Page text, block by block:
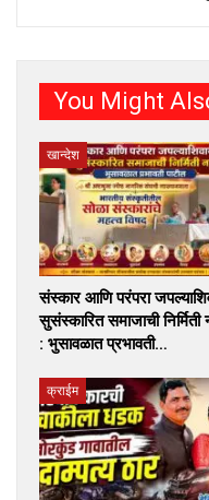
You Might
खान्देश
संस्कार आणि परंपरा
सुसंस्कारित समाजाची निर्मिती
: भुसावळात प्रभावती…
क्राईम